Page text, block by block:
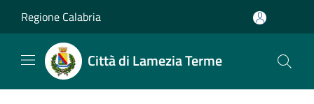
Regione Calabria
Città di Lamezia Terme